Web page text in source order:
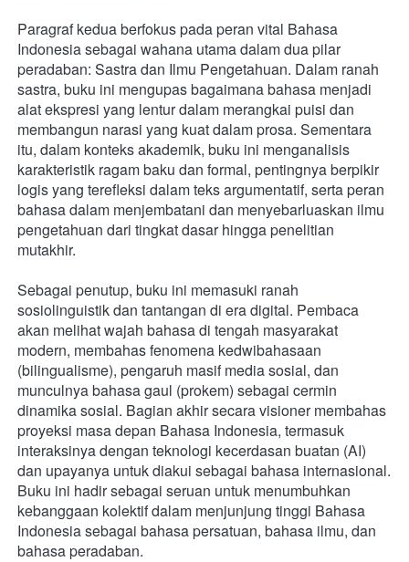
Paragraf kedua berfokus pada peran vital Bahasa
Indonesia sebagai wahana utama dalam dua pilar
peradaban: Sastra dan Ilmu Pengetahuan. Dalam ranah
sastra, buku ini mengupas bagaimana bahasa menjadi
alat ekspresi yang lentur dalam merangkai puisi dan
membangun narasi yang kuat dalam prosa. Sementara
itu, dalam konteks akademik, buku ini menganalisis
karakteristik ragam baku dan formal, pentingnya berpikir
logis yang terefleksi dalam teks argumentatif, serta peran
bahasa dalam menjembatani dan menyebarluaskan ilmu
pengetahuan dari tingkat dasar hingga penelitian
mutakhir.
Sebagai penutup, buku ini memasuki ranah
sosiolinguistik dan tantangan di era digital. Pembaca
akan melihat wajah bahasa di tengah masyarakat
modern, membahas fenomena kedwibahasaan
(bilingualisme), pengaruh masif media sosial, dan
munculnya bahasa gaul (prokem) sebagai cermin
dinamika sosial. Bagian akhir secara visioner membahas
proyeksi masa depan Bahasa Indonesia, termasuk
interaksinya dengan teknologi kecerdasan buatan (AI)
dan upayanya untuk diakui sebagai bahasa internasional.
Buku ini hadir sebagai seruan untuk menumbuhkan
kebanggaan kolektif dalam menjunjung tinggi Bahasa
Indonesia sebagai bahasa persatuan, bahasa ilmu, dan
bahasa peradaban.